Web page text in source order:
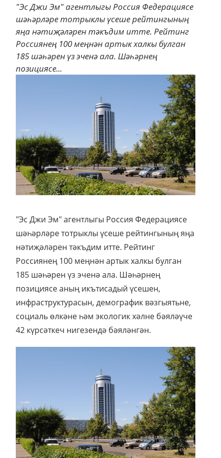
"Эс Джи Эм" агентлыгы Россия Федерациясе
шәһәрләре тотрыклы үсеше рейтингының
яңа нәтиҗәләрен тәкъдим итте. Рейтинг
Россиянең 100 меңнән артык халкы булган
185 шәһәрен үз эченә ала. Шәһәрнең
позициясе...
"Эс Джи Эм" агентлыгы Россия Федерациясе
шәһәрләре тотрыклы үсеше рейтингының яңа
нәтиҗәләрен тәкъдим итте. Рейтинг
Россиянең 100 меңнән артык халкы булган
185 шәһәрен үз эченә ала. Шәһәрнең
позициясе аның икътисадый үсешен,
инфраструктурасын, демографик вәзгыятьне,
социаль өлкәне һәм экологик хәлне бәяләүче
42 күрсәткеч нигезендә бәяләнгән.